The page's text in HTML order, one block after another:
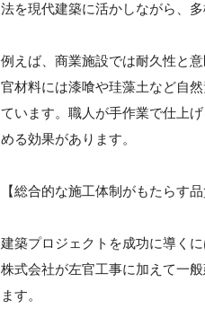
法を現代建築に活かしながら、
例えば、商業施設では耐久性と
官材料には漆喰や珪藻土など自
ています。職人が手作業で仕上
める効果があります。
【総合的な施工体制がもたらす品
建築プロジェクトを成功に導く
株式会社が左官工事に加えて一
ます。